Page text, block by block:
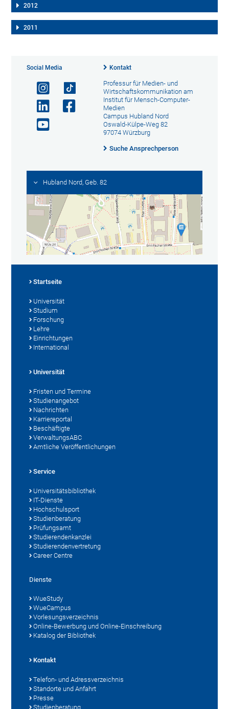
2012
2011
Social Media Kontakt
Professur für Medien- und
Wirtschaftskommunikation am
Institut für Mensch-Computer-
Medien
Campus Hubland Nord
Oswald-Külpe-Weg 82
97074 Würzburg
Suche Ansprechperson
Hubland Nord, Geb. 82
Startseite
Universität
Studium
Forschung
Lehre
Einrichtungen
International
Universität
Fristen und Termine
Studienangebot
Nachrichten
Karriereportal
Beschäftigte
VerwaltungsABC
Amtliche Veröffentlichungen
Service
Universitätsbibliothek
IT-Dienste
Hochschulsport
Studienberatung
Prüfungsamt
Studierendenkanzlei
Studierendenvertretung
Career Centre
Dienste
WueStudy
WueCampus
Vorlesungsverzeichnis
Online-Bewerbung und Online-Einschreibung
Katalog der Bibliothek
Kontakt
Telefon- und Adressverzeichnis
Standorte und Anfahrt
Presse
Studienberatung